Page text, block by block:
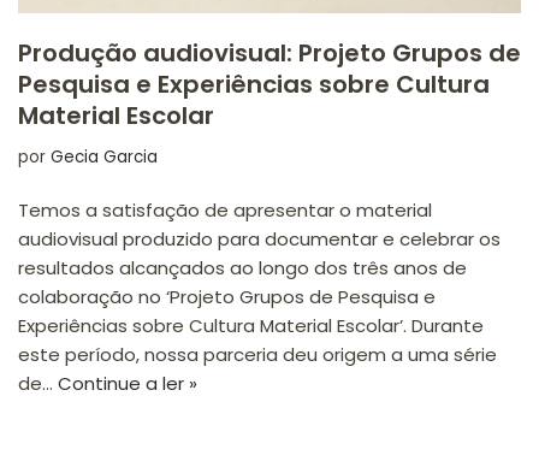
Produção audiovisual: Projeto Grupos de
Pesquisa e Experiências sobre Cultura
Material Escolar
por Gecia Garcia
Temos a satisfação de apresentar o material
audiovisual produzido para documentar e celebrar os
resultados alcançados ao longo dos três anos de
colaboração no ‘Projeto Grupos de Pesquisa e
Experiências sobre Cultura Material Escolar’. Durante
este período, nossa parceria deu origem a uma série
de… Continue a ler »